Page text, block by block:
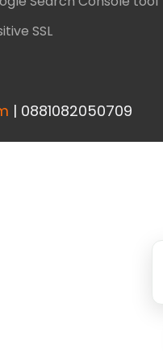
SSL
| 0881082050709